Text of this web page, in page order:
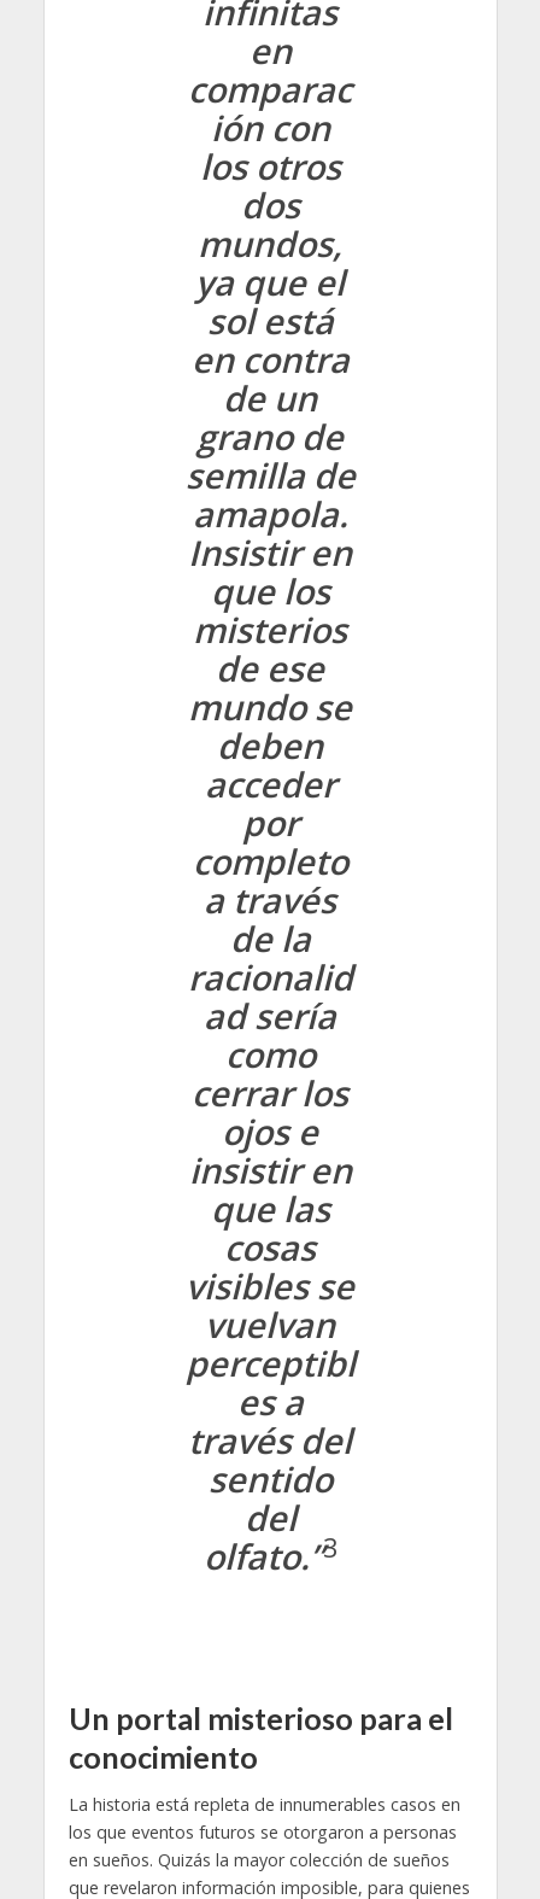
infinitas
en
comparac
ión con
los otros
dos
mundos,
ya que el
sol está
en contra
de un
grano de
semilla de
amapola.
Insistir en
que los
misterios
de ese
mundo se
deben
acceder
por
completo
a través
de la
racionalid
ad sería
como
cerrar los
ojos e
insistir en
que las
cosas
visibles se
vuelvan
perceptibl
es a
través del
sentido
del
olfato.”3
Un portal misterioso para el
conocimiento
La historia está repleta de innumerables casos en
los que eventos futuros se otorgaron a personas
en sueños. Quizás la mayor colección de sueños
que revelaron información imposible, para quienes